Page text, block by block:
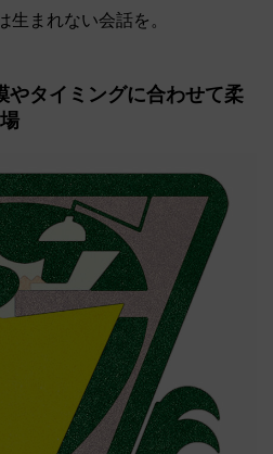
生まれない会話を。
タイミングに合わせて柔